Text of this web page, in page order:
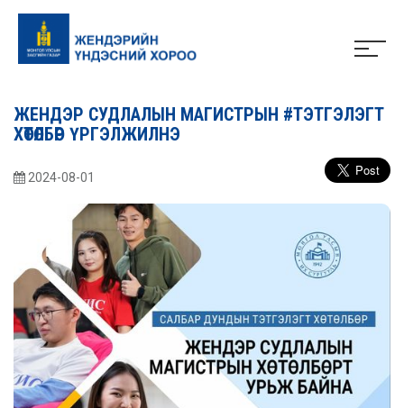
ЖЕНДЭР СУДЛАЛЫН МАГИСТРЫН #ТЭТГЭЛЭГТ
ХӨТӨЛБӨР ҮРГЭЛЖИЛНЭ
2024-08-01